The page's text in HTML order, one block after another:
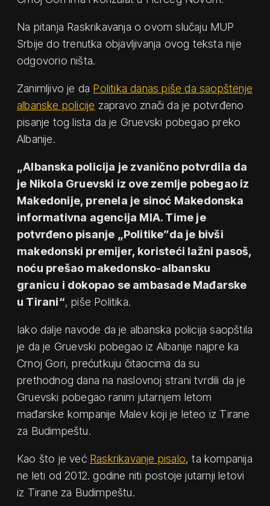
Na pitanja Raskrikavanja o ovom slučaju MUP
Srbije do trenutka objavljivanja ovog teksta nije
odgovorio ništa.
Zanimljivo je da Politika danas piše da saopštenje
albanske policije zapravo znači da je potvrđeno
pisanje tog lista da je Gruevski pobegao preko
Albanije.
„Albanska policija je zvanično potvrdila da
je Nikola Gruevski iz ove zemlje pobegao iz
Makedonije, prenela je sinoć Makedonska
informativna agencija MIA. Time je
potvrđeno pisanje „Politike”da je bivši
makedonski premijer, koristeći lažni pasoš,
noću prešao makedonsko-albansku
granicu i dokopao se ambasade Mađarske
u Tirani“, piše Politika.
Iako dalje navode da je albanska policija saopštila
je da je Gruevski pobegao iz Albanije najpre ka
Crnoj Gori, prećutkuju čitaocima da su
prethodnog dana na naslovnoj strani tvrdili da je
Gruevski pobegao ranim jutarnjem letom
mađarske kompanije Malev koji je leteo iz Tirane
za Budimpeštu.
Kao što je već Raskrikavanje pisalo, ta kompanija
ne leti od 2012. godine niti postoje jutarnji letovi
iz Tirane za Budimpeštu.